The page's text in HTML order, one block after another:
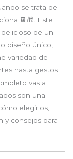
se trata de
🍫🎁. Este
de un
diseño único,
variedad de
hasta gestos
vas a
son una
elegirlos,
y consejos para